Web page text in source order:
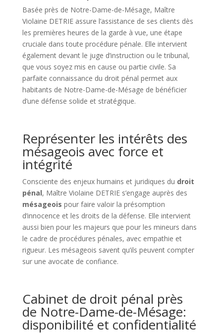
Basée près de Notre-Dame-de-Mésage, Maître
Violaine DETRIE assure l’assistance de ses clients dès
les premières heures de la garde à vue, une étape
cruciale dans toute procédure pénale. Elle intervient
également devant le juge d’instruction ou le tribunal,
que vous soyez mis en cause ou partie civile. Sa
parfaite connaissance du droit pénal permet aux
habitants de Notre-Dame-de-Mésage de bénéficier
d’une défense solide et stratégique.
Représenter les intérêts des
mésageois avec force et
intégrité
Consciente des enjeux humains et juridiques du droit
pénal, Maître Violaine DETRIE s’engage auprès des
mésageois pour faire valoir la présomption
d’innocence et les droits de la défense. Elle intervient
aussi bien pour les majeurs que pour les mineurs dans
le cadre de procédures pénales, avec empathie et
rigueur. Les mésageois savent qu’ils peuvent compter
sur une avocate de confiance.
Cabinet de droit pénal près
de Notre-Dame-de-Mésage:
disponibilité et confidentialité